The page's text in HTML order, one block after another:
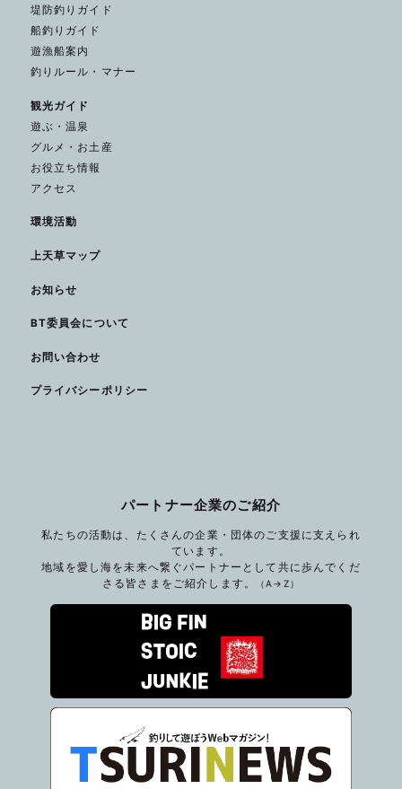
堤防釣りガイド
船釣りガイド
遊漁船案内
釣りルール・マナー
観光ガイド
遊ぶ・温泉
グルメ・お土産
お役立ち情報
アクセス
環境活動
上天草マップ
お知らせ
BT委員会について
お問い合わせ
プライバシーポリシー
パートナー企業のご紹介
私たちの活動は、たくさんの企業・団体のご支援に支えられ
ています。
地域を愛し海を未来へ繋ぐパートナーとして共に歩んでくだ
さる皆さまをご紹介します。
（A→Z）